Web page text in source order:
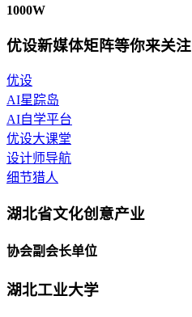
1000W
优设新媒体矩阵等你来关注
优设
AI星踪岛
AI自学平台
优设大课堂
设计师导航
细节猎人
湖北省文化创意产业
协会副会长单位
湖北工业大学